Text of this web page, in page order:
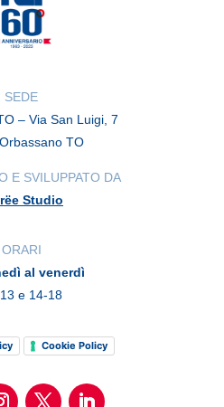
SEDE
– Via San Luigi, 7
TO
E SVILUPPATO DA
Studio
ORARI
al venerdì
e 14-18
Cookie Policy